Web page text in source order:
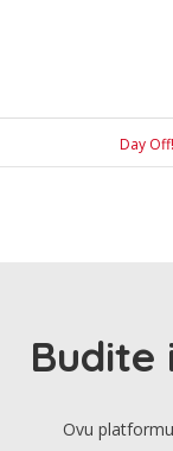
Day
Budite
Ovu